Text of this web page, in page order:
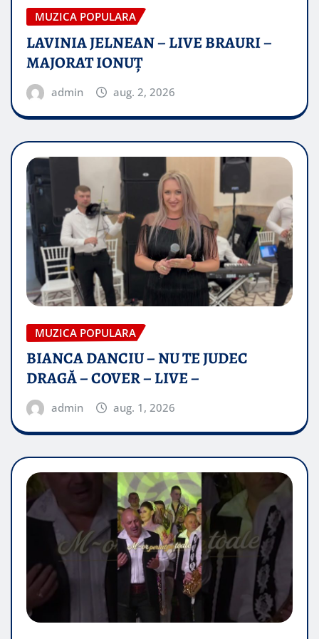
MUZICA POPULARA
LAVINIA JELNEAN – LIVE BRAURI –
MAJORAT IONUŢ
admin aug. 2, 2026
MUZICA POPULARA
BIANCA DANCIU – NU TE JUDEC
DRAGĂ – COVER – LIVE –
admin aug. 1, 2026